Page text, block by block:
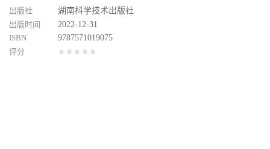
出版社
湖南科学技术出版社
出版时间
2022-12-31
ISBN
9787571019075
评分
★★★★★